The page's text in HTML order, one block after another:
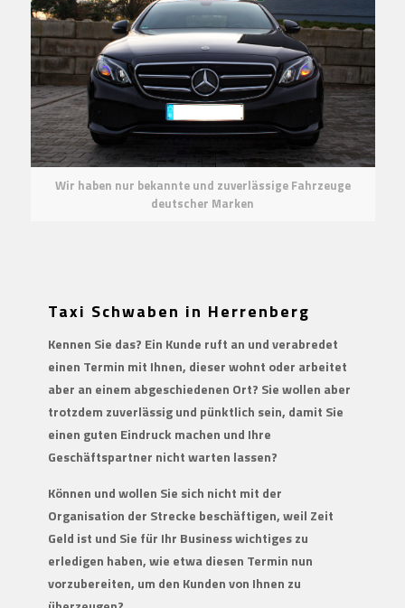
Wir haben nur bekannte und zuverlässige Fahrzeuge
deutscher Marken
Taxi Schwaben in Herrenberg
Kennen Sie das? Ein Kunde ruft an und verabredet
einen Termin mit Ihnen, dieser wohnt oder arbeitet
aber an einem abgeschiedenen Ort? Sie wollen aber
trotzdem zuverlässig und pünktlich sein, damit Sie
einen guten Eindruck machen und Ihre
Geschäftspartner nicht warten lassen?
Können und wollen Sie sich nicht mit der
Organisation der Strecke beschäftigen, weil Zeit
Geld ist und Sie für Ihr Business wichtiges zu
erledigen haben, wie etwa diesen Termin nun
vorzubereiten, um den Kunden von Ihnen zu